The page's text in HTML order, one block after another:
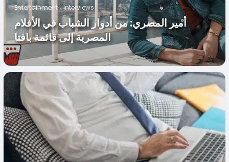
Entertainment Interviews
أمير المصري: من أدوار الشباب في الأفلام
المصرية إلى قائمة بافتا